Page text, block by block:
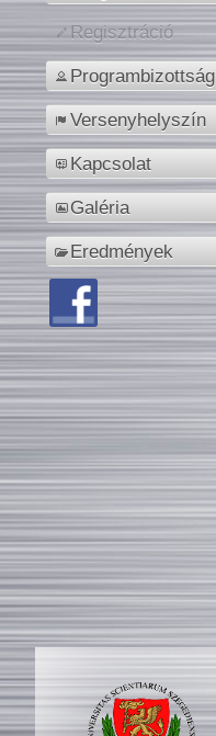
Regisztráció
Programbizottság
Versenyhelyszín
Kapcsolat
Galéria
Eredmények